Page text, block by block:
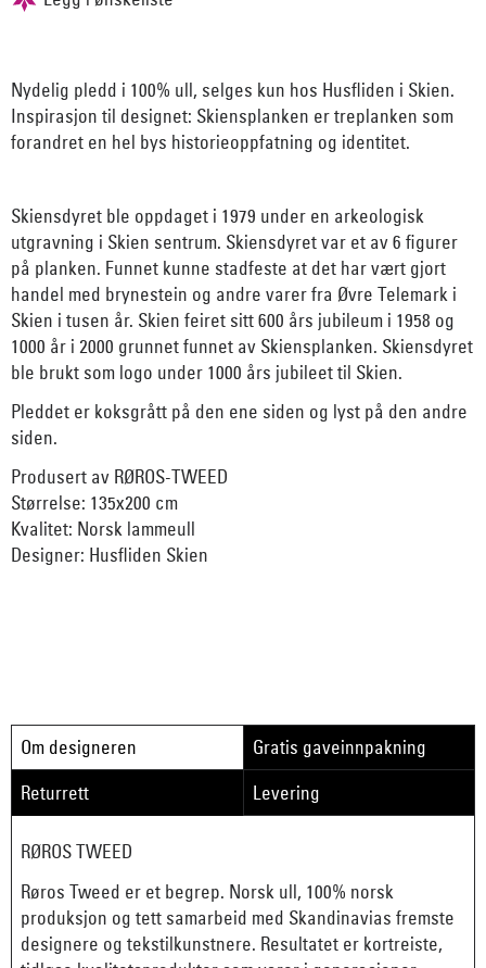
Nydelig pledd i 100% ull, selges kun hos Husfliden i Skien.
Inspirasjon til designet: Skiensplanken er treplanken som
forandret en hel bys historieoppfatning og identitet.
Skiensdyret ble oppdaget i 1979 under en arkeologisk
utgravning i Skien sentrum. Skiensdyret var et av 6 figurer
på planken. Funnet kunne stadfeste at det har vært gjort
handel med brynestein og andre varer fra Øvre Telemark i
Skien i tusen år. Skien feiret sitt 600 års jubileum i 1958 og
1000 år i 2000 grunnet funnet av Skiensplanken. Skiensdyret
ble brukt som logo under 1000 års jubileet til Skien.
Pleddet er koksgrått på den ene siden og lyst på den andre
siden.
Produsert av RØROS-TWEED
Størrelse: 135x200 cm
Kvalitet: Norsk lammeull
Designer: Husfliden Skien
Om designeren
Gratis gaveinnpakning
Returrett
Levering
RØROS TWEED
Røros Tweed er et begrep. Norsk ull, 100% norsk
produksjon og tett samarbeid med Skandinavias fremste
designere og tekstilkunstnere. Resultatet er kortreiste,